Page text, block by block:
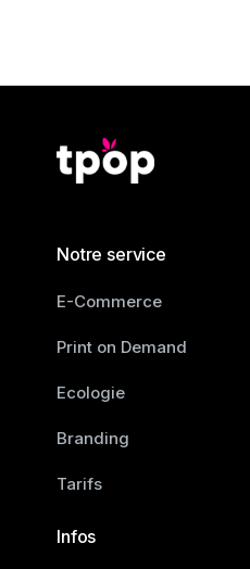
Notre service
E-Commerce
Print on Demand
Ecologie
Branding
Tarifs
Infos